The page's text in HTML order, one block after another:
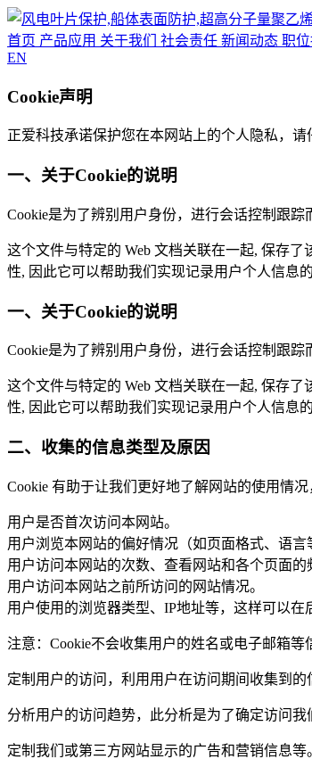
首页 产品应用 关于我们 社会责任 新闻动态 职
EN
Cookie声明
正爱科技承诺保护您在本网站上的个人隐私，
一、关于Cookie的说明
Cookie是为了辨别用户身份，进行会话控制跟
这个文件与特定的 Web 文档关联在一起, 保存
性, 因此它可以帮助我们实现记录用户个人信息
一、关于Cookie的说明
Cookie是为了辨别用户身份，进行会话控制跟
这个文件与特定的 Web 文档关联在一起, 保存
性, 因此它可以帮助我们实现记录用户个人信息
二、收集的信息类型及原因
Cookie 有助于让我们更好地了解网站的使用情
用户是否首次访问本网站。
用户浏览本网站的偏好情况（如页面格式、语言
用户访问本网站的次数、查看网站和各个页面
用户访问本网站之前所访问的网站情况。
用户使用的浏览器类型、IP地址等，这样可以在
注意：Cookie不会收集用户的姓名或电子邮箱等
定制用户的访问，利用用户在访问期间收集到的
分析用户的访问趋势，此分析是为了确定访问我
定制我们或第三方网站显示的广告和营销信息等